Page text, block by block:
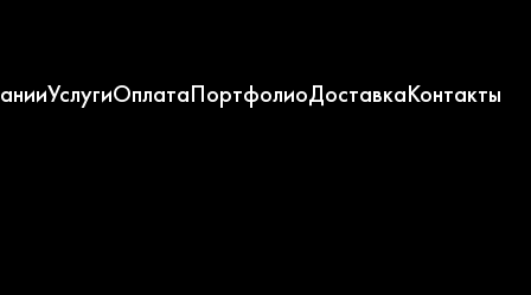
УслугиОплатаПортфолиоДоставкаКонтакты